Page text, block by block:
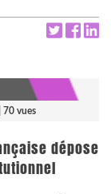
| 70 vues
dépose